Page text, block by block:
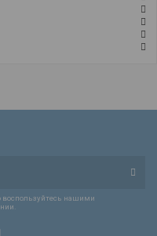
воспользуйтесь нашими